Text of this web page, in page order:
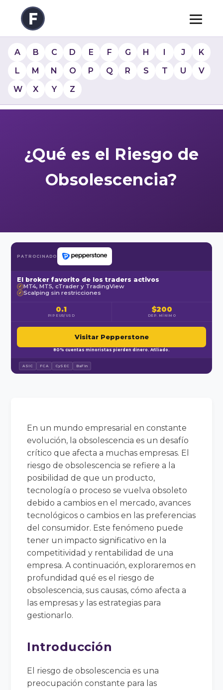
A B C D E F G H I J
K
L
M N O P Q R S T U
V
W
X Y Z
¿Qué es el Riesgo de
Obsolescencia?
PATROCINADO
El broker favorito de los traders activos
✓ MT4, MT5, cTrader y TradingView
✓ Scalping sin restricciones
0.1
PIP EUR/USD
$200
DEP. MÍNIMO
Visitar Pepperstone
80% cuentas minoristas pierden dinero. Afiliado.
ASIC FCA CySEC BaFin
En un mundo empresarial en constante
evolución, la obsolescencia es un desafío
crítico que afecta a muchas empresas. El
riesgo de obsolescencia se refiere a la
posibilidad de que un producto,
tecnología o proceso se vuelva obsoleto
debido a cambios en el mercado, avances
tecnológicos o cambios en las preferencias
del consumidor. Este fenómeno puede
tener un impacto significativo en la
competitividad y rentabilidad de una
empresa. A continuación, exploraremos en
profundidad qué es el riesgo de
obsolescencia, sus causas, cómo afecta a
las empresas y las estrategias para
gestionarlo.
Introducción
El riesgo de obsolescencia es una
preocupación constante para las